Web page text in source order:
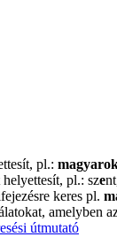
pl.:
pl.: sze
keres pl.
amelyben
útmutató